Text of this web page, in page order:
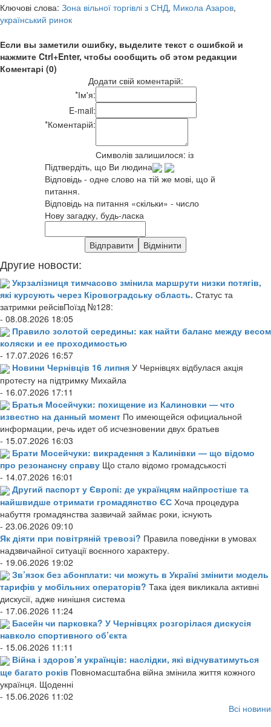
Ключові слова: Зона вільної торгівлі з СНД, Микола Азаров,
український ринок
Если вы заметили ошибку, выделите текст с ошибкой и
нажмите Ctrl+Enter, чтобы сообщить об этом редакции
Коментарі (0)
Додати свій коментарій:
*Ім'я:
E-mail:
*Коментарій:
Символів залишилося: із
Підтвердіть, що Ви людина
Відповідь - одне слово на тій же мові, що й
питання.
Відповідь на питання «скільки» - число
Нову загадку, будь-ласка
Другие новости:
Укрзалізниця тимчасово змінила маршрути низки потягів,
які курсують через Кіровоградську область. Статус та
затримки рейсівПоїзд №128:
- 08.08.2026 18:05
Правило золотой середины: как найти баланс между весом
коляски и ее проходимостью
- 17.07.2026 16:57
Новини Чернівців 16 липня У Чернівцях відбулася акція
протесту на підтримку Михайла
- 16.07.2026 17:11
Братья Мосейчуки: похищение из Калиновки — что
известно на данный момент По имеющейся официальной
информации, речь идет об исчезновении двух братьев
- 15.07.2026 16:03
Брати Мосейчуки: викрадення з Калинівки — що відомо
про резонансну справу Що стало відомо громадськості
- 14.07.2026 16:01
Другий паспорт у Європі: де українцям найпростіше та
найшвидше отримати громадянство ЄС Хоча процедура
набуття громадянства зазвичай займає роки, існують
- 23.06.2026 09:10
Як діяти при повітряній тревозі? Правила поведінки в умовах
надзвичайної ситуації воєнного характеру.
- 19.06.2026 19:02
Зв’язок без абонплати: чи можуть в Україні змінити модель
тарифів у мобільних операторів? Така ідея викликала активні
дискусії, адже нинішня система
- 17.06.2026 11:24
Басейн чи парковка? У Чернівцях розгорілася дискусія
навколо спортивного об’єкта
- 15.06.2026 11:11
Війна і здоров’я українців: наслідки, які відчуватимуться
ще багато років Повномасштабна війна змінила життя кожного
українця. Щоденні
- 15.06.2026 11:02
Всі новини